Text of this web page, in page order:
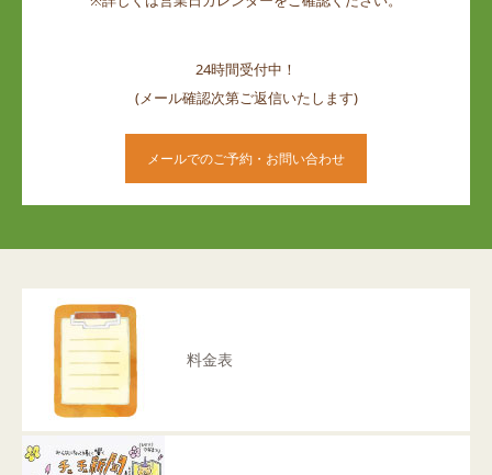
24時間受付中！
(メール確認次第ご返信いたします)
メールでのご予約・お問い合わせ
料金表